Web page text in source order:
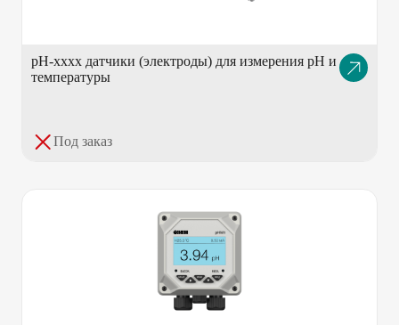
pH-хххх датчики (электроды) для измерения pH и
температуры
Описание
товара
Под заказ